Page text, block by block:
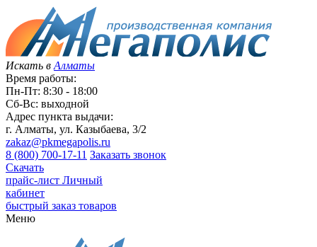
Искать в Алматы
Время работы:
Пн-Пт: 8:30 - 18:00
Сб-Вс: выходной
Адрес пункта выдачи:
г. Алматы, ул. Казыбаева, 3/2
zakaz@pkmegapolis.ru
8 (800) 700-17-11 Заказать звонок
Скачать
прайс-лист Личный
кабинет
быстрый заказ товаров
Меню